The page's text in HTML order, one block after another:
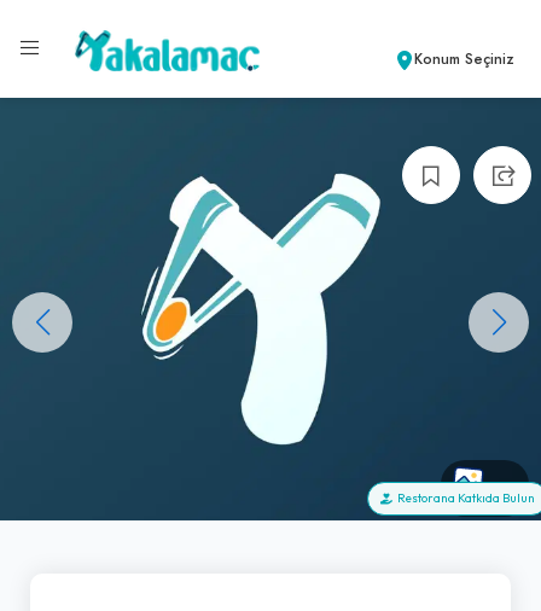
Konum Seçiniz
+0
Restorana Katkıda Bulun